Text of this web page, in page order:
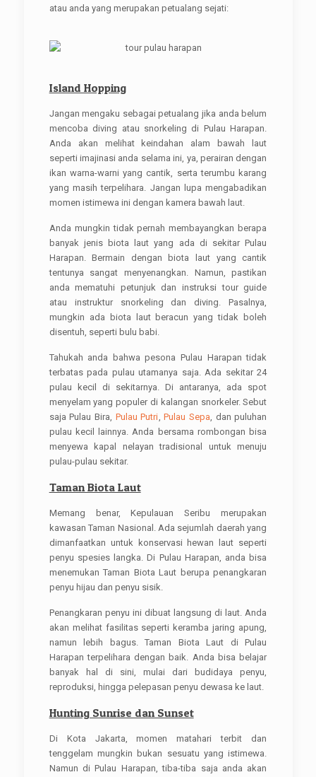
atau anda yang merupakan petualang sejati:
Island Hopping
Jangan mengaku sebagai petualang jika anda belum
mencoba diving atau snorkeling di Pulau Harapan.
Anda akan melihat keindahan alam bawah laut
seperti imajinasi anda selama ini, ya, perairan dengan
ikan warna-warni yang cantik, serta terumbu karang
yang masih terpelihara. Jangan lupa mengabadikan
momen istimewa ini dengan kamera bawah laut.
Anda mungkin tidak pernah membayangkan berapa
banyak jenis biota laut yang ada di sekitar Pulau
Harapan. Bermain dengan biota laut yang cantik
tentunya sangat menyenangkan. Namun, pastikan
anda mematuhi petunjuk dan instruksi tour guide
atau instruktur snorkeling dan diving. Pasalnya,
mungkin ada biota laut beracun yang tidak boleh
disentuh, seperti bulu babi.
Tahukah anda bahwa pesona Pulau Harapan tidak
terbatas pada pulau utamanya saja. Ada sekitar 24
pulau kecil di sekitarnya. Di antaranya, ada spot
menyelam yang populer di kalangan snorkeler. Sebut
saja Pulau Bira, Pulau Putri,Pulau Sepa, dan puluhan
pulau kecil lainnya. Anda bersama rombongan bisa
menyewa kapal nelayan tradisional untuk menuju
pulau-pulau sekitar.
Taman Biota Laut
Memang benar, Kepulauan Seribu merupakan
kawasan Taman Nasional. Ada sejumlah daerah yang
dimanfaatkan untuk konservasi hewan laut seperti
penyu spesies langka. Di Pulau Harapan, anda bisa
menemukan Taman Biota Laut berupa penangkaran
penyu hijau dan penyu sisik.
Penangkaran penyu ini dibuat langsung di laut. Anda
akan melihat fasilitas seperti keramba jaring apung,
namun lebih bagus. Taman Biota Laut di Pulau
Harapan terpelihara dengan baik. Anda bisa belajar
banyak hal di sini, mulai dari budidaya penyu,
reproduksi, hingga pelepasan penyu dewasa ke laut.
Hunting Sunrise dan Sunset
Di Kota Jakarta, momen matahari terbit dan
tenggelam mungkin bukan sesuatu yang istimewa.
Namun di Pulau Harapan, tiba-tiba saja anda akan